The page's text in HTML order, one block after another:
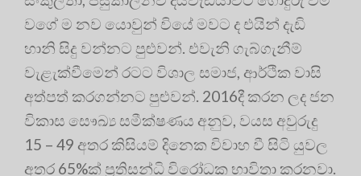
වගේ ම නව යොවුන් වියේ මවට ද එයින් දැඩි
හානි සිදු වන්නට පුළුවන්. එවැනි ගැබ්ගැනීම්
වැළැක්වීමෙන් රටට විශාල සමාජ, ආර්ථික වාසි
අත්පත් කරගන්නට පුළුවන්. 2016දී කරන ලද ජන
විකාස සෞඛ්‍ය සමීක්ෂණය අනුව, වයස අවුරුදු
15 – 49 අතර කිසියම් දිනෙක විවාහ වී සිටි යුවල
අතර 65%ක් ප්‍රතිසන්ධි විරෝධක භාවිතා කරනවා.